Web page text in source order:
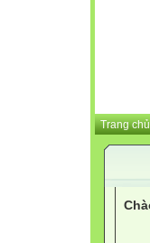
Trang chủ